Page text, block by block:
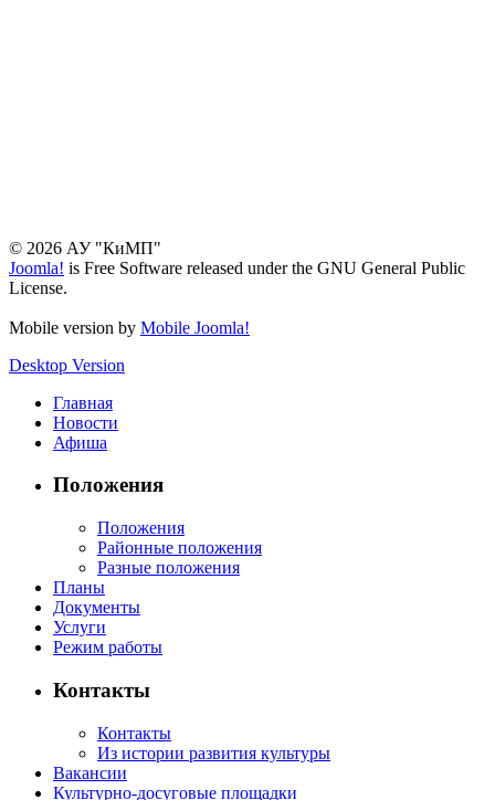
© 2026 АУ "КиМП"
Joomla! is Free Software released under the GNU General Public
License.
Mobile version by Mobile Joomla!
Desktop Version
Главная
Новости
Афиша
Положения
Положения
Районные положения
Разные положения
Планы
Документы
Услуги
Режим работы
Контакты
Контакты
Из истории развития культуры
Вакансии
Культурно-досуговые площадки